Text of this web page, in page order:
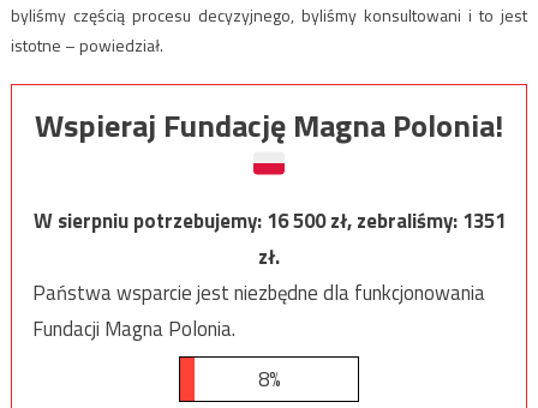
byliśmy częścią procesu decyzyjnego, byliśmy konsultowani i to jest
istotne – powiedział.
Wspieraj Fundację Magna Polonia!
W sierpniu potrzebujemy:16 500zł, zebraliśmy:1351
zł.
Państwa wsparcie jest niezbędne dla funkcjonowania
Fundacji Magna Polonia.
8%